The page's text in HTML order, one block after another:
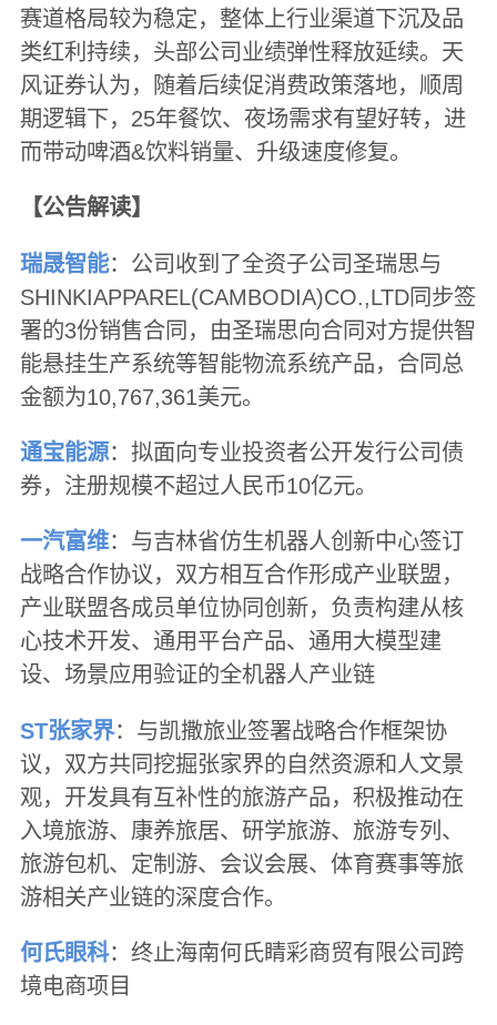
赛道格局较为稳定，整体上行业渠道下沉及品
类红利持续，头部公司业绩弹性释放延续。天
风证券认为，随着后续促消费政策落地，顺周
期逻辑下，25年餐饮、夜场需求有望好转，进
而带动啤酒&饮料销量、升级速度修复。
【公告解读】
瑞晟智能：公司收到了全资子公司圣瑞思与
SHINKIAPPAREL(CAMBODIA)CO.,LTD同步签
署的3份销售合同，由圣瑞思向合同对方提供智
能悬挂生产系统等智能物流系统产品，合同总
金额为10,767,361美元。
通宝能源：拟面向专业投资者公开发行公司债
券，注册规模不超过人民币10亿元。
一汽富维：与吉林省仿生机器人创新中心签订
战略合作协议，双方相互合作形成产业联盟，
产业联盟各成员单位协同创新，负责构建从核
心技术开发、通用平台产品、通用大模型建
设、场景应用验证的全机器人产业链
ST张家界：与凯撒旅业签署战略合作框架协
议，双方共同挖掘张家界的自然资源和人文景
观，开发具有互补性的旅游产品，积极推动在
入境旅游、康养旅居、研学旅游、旅游专列、
旅游包机、定制游、会议会展、体育赛事等旅
游相关产业链的深度合作。
何氏眼科：终止海南何氏睛彩商贸有限公司跨
境电商项目